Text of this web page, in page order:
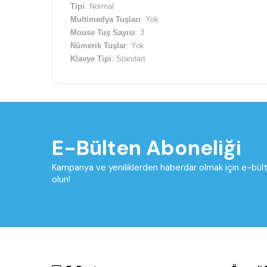
Tipi: Normal
Multimedya Tuşları: Yok
Mouse Tuş Sayısı: 3
Nümerik Tuşlar: Yok
Klavye Tipi: Standart
E-Bülten Aboneliği
Kampanya ve yeniliklerden haberdar olmak için e-
olun!